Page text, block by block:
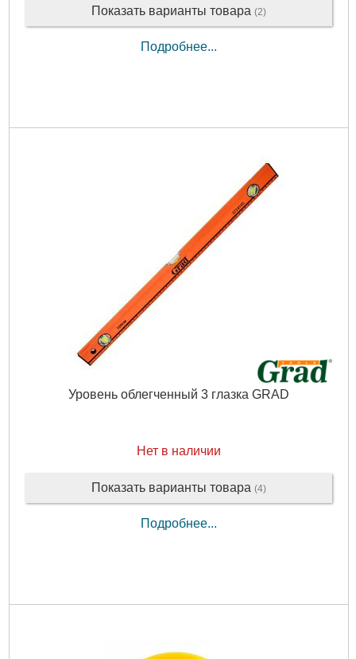
Показать варианты товара (2)
Подробнее...
Уровень облегченный 3 глазка GRAD
Нет в наличии
Показать варианты товара (4)
Подробнее...